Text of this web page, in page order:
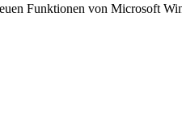
Funktionen von Microsoft